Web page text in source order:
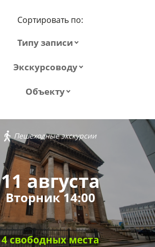
Сортировать по:
Типу записи
Экскурсоводу
Объекту
Пешеходные экскурсии
11 августа
Вторник 14:00
4 свободных места